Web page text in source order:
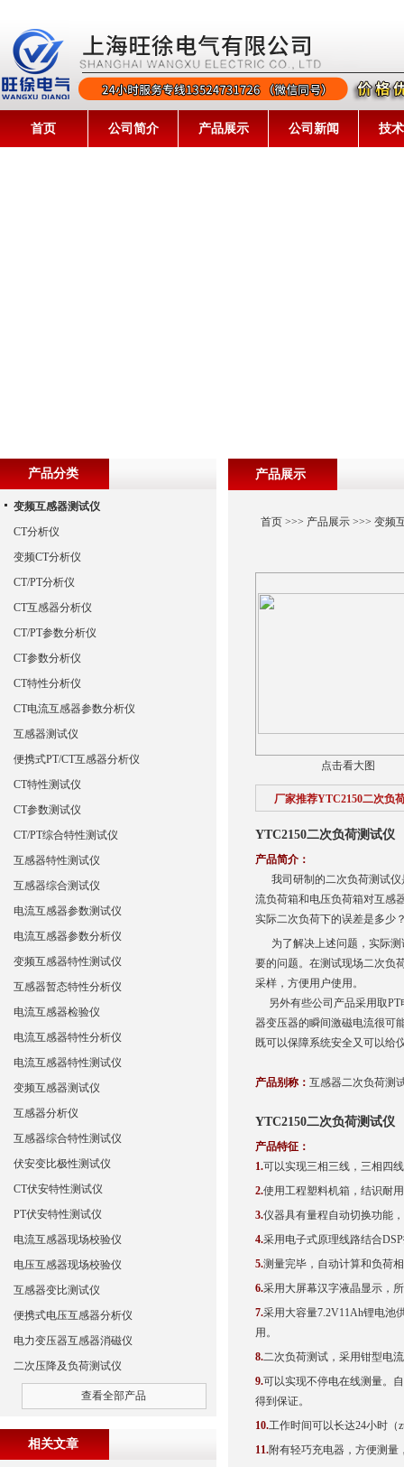
首页 公司简介 产品展示 公司新闻 技
产品展示
首页>>> 产品展示>>> 变频
点击看大图
厂家推荐YTC2150二次负
YTC2150二次负荷测试仪
产品简介：
我司研制的二次负荷测试仪
流负荷箱和电压负荷箱对互感
实际二次负荷下的误差是多少
为了解决上述问题，实际测
要的问题。在测试现场二次负
采样，方便用户使用。
另外有些公司产品采用取PT
器变压器的瞬间激磁电流很可
既可以保障系统安全又可以给
产品别称： 互感器二次负荷测
YTC2150二次负荷测试仪
产品特征：
1.可以实现三相三线，三相四
2.使用工程塑料机箱，结识耐
3.仪器具有量程自动切换功能
4.采用电子式原理线路结合
5.测量完毕，自动计算和负荷
6.采用大屏幕汉字液晶显示，
7.采用大容量7.2V11Ah锂电池
用。
8.二次负荷测试，采用钳型电
9.可以实现不停电在线测量。
得到保证。
10.工作时间可以长达24小时（
11.附有轻巧充电器，方便测量
产品分类
变频互感器测试仪
CT分析仪
变频CT分析仪
CT/PT分析仪
CT互感器分析仪
CT/PT参数分析仪
CT参数分析仪
CT特性分析仪
CT电流互感器参数分析仪
互感器测试仪
便携式PT/CT互感器分析仪
CT特性测试仪
CT参数测试仪
CT/PT综合特性测试仪
互感器特性测试仪
互感器综合测试仪
电流互感器参数测试仪
电流互感器参数分析仪
变频互感器特性测试仪
互感器暂态特性分析仪
电流互感器检验仪
电流互感器特性分析仪
电流互感器特性测试仪
变频互感器测试仪
互感器分析仪
互感器综合特性测试仪
伏安变比极性测试仪
CT伏安特性测试仪
PT伏安特性测试仪
电流互感器现场校验仪
电压互感器现场校验仪
互感器变比测试仪
便携式电压互感器分析仪
电力变压器互感器消磁仪
二次压降及负荷测试仪
查看全部产品
相关文章